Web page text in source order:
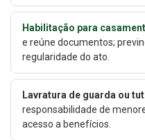
Habilitação para
e reúne documentos;
regularidade do ato.
Lavratura de guarda ou
responsabilidade de
acesso a benefícios.